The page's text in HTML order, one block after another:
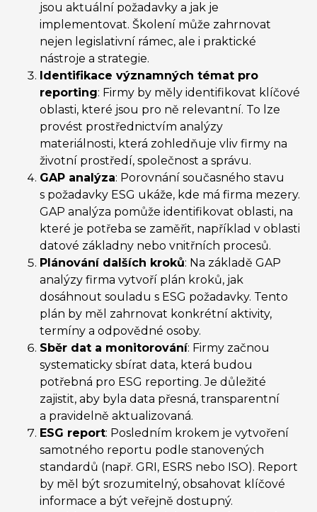
jsou aktuální požadavky a jak je
implementovat. Školení může zahrnovat
nejen legislativní rámec, ale i praktické
nástroje a strategie.
Identifikace významných témat pro
reporting: Firmy by měly identifikovat klíčové
oblasti, které jsou pro ně relevantní. To lze
provést prostřednictvím analýzy
materiálnosti, která zohledňuje vliv firmy na
životní prostředí, společnost a správu.
GAP analýza: Porovnání současného stavu
s požadavky ESG ukáže, kde má firma mezery.
GAP analýza pomůže identifikovat oblasti, na
které je potřeba se zaměřit, například v oblasti
datové základny nebo vnitřních procesů.
Plánování dalších kroků: Na základě GAP
analýzy firma vytvoří plán kroků, jak
dosáhnout souladu s ESG požadavky. Tento
plán by měl zahrnovat konkrétní aktivity,
termíny a odpovědné osoby.
Sběr dat a monitorování: Firmy začnou
systematicky sbírat data, která budou
potřebná pro ESG reporting. Je důležité
zajistit, aby byla data přesná, transparentní
a pravidelně aktualizovaná.
ESG report: Posledním krokem je vytvoření
samotného reportu podle stanovených
standardů (např. GRI, ESRS nebo ISO). Report
by měl být srozumitelný, obsahovat klíčové
informace a být veřejně dostupný.